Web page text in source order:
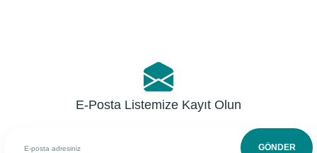
E-Posta Listemize Kayıt Olun
GÖNDER